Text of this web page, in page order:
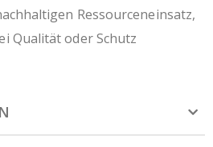
Ressourceneinsatz,
Qualität oder Schutz